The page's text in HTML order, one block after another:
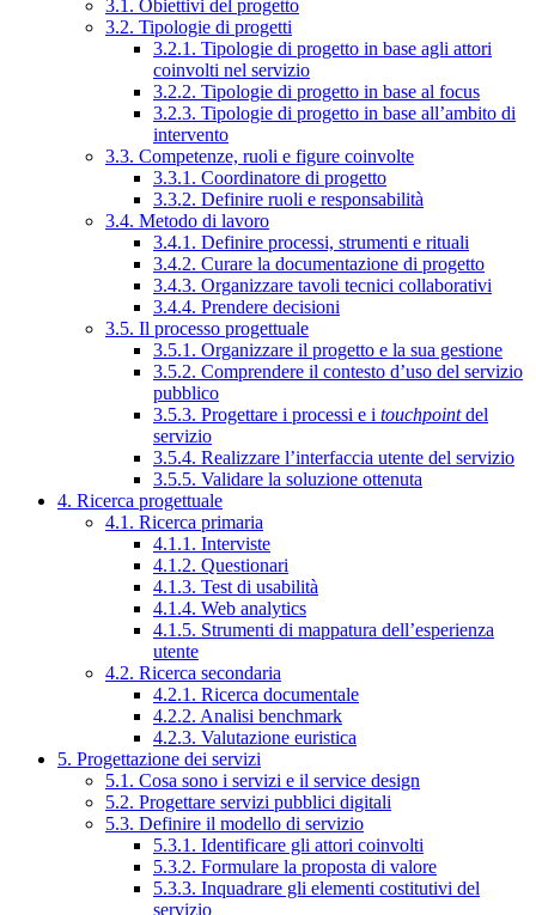
3.1. Obiettivi del progetto
3.2. Tipologie di progetti
3.2.1. Tipologie di progetto in base agli attori
coinvolti nel servizio
3.2.2. Tipologie di progetto in base al focus
3.2.3. Tipologie di progetto in base all’ambito di
intervento
3.3. Competenze, ruoli e figure coinvolte
3.3.1. Coordinatore di progetto
3.3.2. Definire ruoli e responsabilità
3.4. Metodo di lavoro
3.4.1. Definire processi, strumenti e rituali
3.4.2. Curare la documentazione di progetto
3.4.3. Organizzare tavoli tecnici collaborativi
3.4.4. Prendere decisioni
3.5. Il processo progettuale
3.5.1. Organizzare il progetto e la sua gestione
3.5.2. Comprendere il contesto d’uso del servizio
pubblico
3.5.3. Progettare i processi e i touchpointdel
servizio
3.5.4. Realizzare l’interfaccia utente del servizio
3.5.5. Validare la soluzione ottenuta
4. Ricerca progettuale
4.1. Ricerca primaria
4.1.1. Interviste
4.1.2. Questionari
4.1.3. Test di usabilità
4.1.4. Web analytics
4.1.5. Strumenti di mappatura dell’esperienza
utente
4.2. Ricerca secondaria
4.2.1. Ricerca documentale
4.2.2. Analisi benchmark
4.2.3. Valutazione euristica
5. Progettazione dei servizi
5.1. Cosa sono i servizi e il service design
5.2. Progettare servizi pubblici digitali
5.3. Definire il modello di servizio
5.3.1. Identificare gli attori coinvolti
5.3.2. Formulare la proposta di valore
5.3.3. Inquadrare gli elementi costitutivi del
servizio